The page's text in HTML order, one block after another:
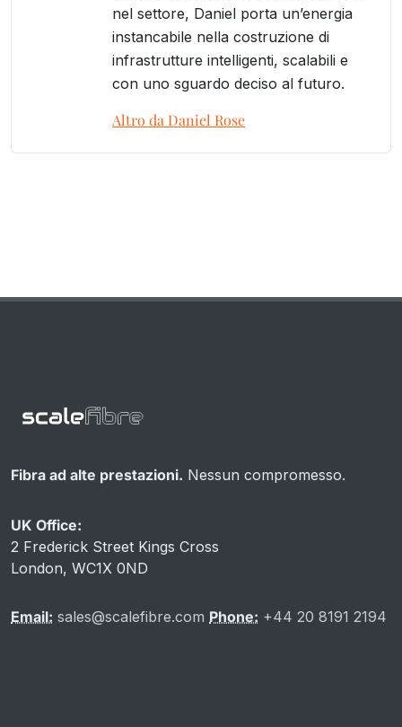
nel settore, Daniel porta un’energia
instancabile nella costruzione di
infrastrutture intelligenti, scalabili e
con uno sguardo deciso al futuro.
Altro da Daniel Rose
Fibra ad alte prestazioni. Nessun compromesso.
UK Office:
2 Frederick Street Kings Cross
London, WC1X 0ND
Email: sales@scalefibre.com Phone: +44 20 8191 2194